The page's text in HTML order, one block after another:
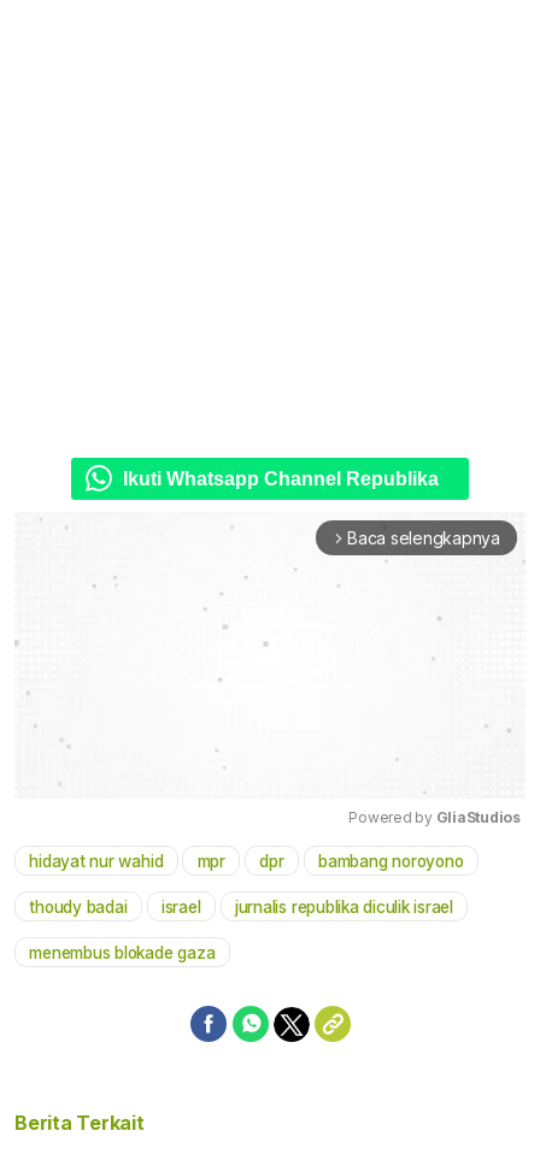
Ikuti Whatsapp Channel Republika
arrow_forward_ios Baca selengkapnya
Mute
Powered by GliaStudios
hidayat nur wahid mpr dpr bambang noroyono
thoudy badai israel jurnalis republika diculik israel
menembus blokade gaza
Berita Terkait